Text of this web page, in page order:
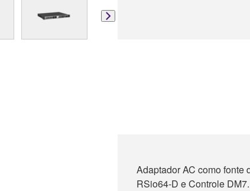
Adaptador AC como fonte
RSio64-D e Controle DM7.